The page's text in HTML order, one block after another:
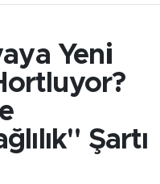
Yeni
Şartı
Fikstür